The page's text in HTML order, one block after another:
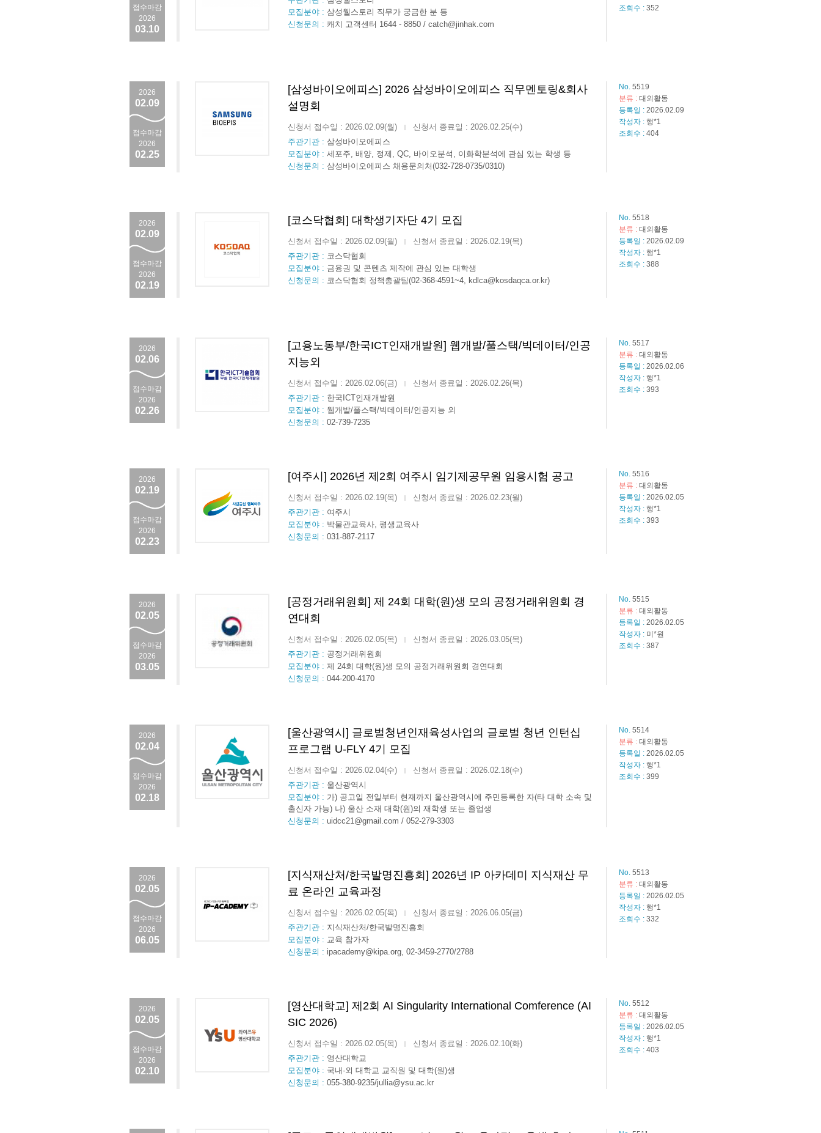
접수마감
2026
03.10
모집분야 : 삼성웰스토리 직무가 궁금한 분 등
신청문의 : 캐치 고객센터 1644 - 8850 / catch@jinhak.com
조회수 : 352
2026
02.09
접수마감
2026
02.25
[삼성바이오에피스] 2026 삼성바이오에피스 직무멘토링&회사
설명회
신청서 접수일 : 2026.02.09(월) |
신청서 종료일 : 2026.02.25(수)
주관기관 : 삼성바이오에피스
모집분야 : 세포주, 배양, 정제, QC, 바이오분석, 이화학분석에 관심 있는 학생 등
신청문의 : 삼성바이오에피스 채용문의처(032-728-0735/0310)
No. 5519
분류 : 대외활동
등록일 : 2026.02.09
작성자 : 행*1
조회수 : 404
2026
02.09
접수마감
2026
02.19
[코스닥협회] 대학생기자단 4기 모집
신청서 접수일 : 2026.02.09(월) |
신청서 종료일 : 2026.02.19(목)
주관기관 : 코스닥협회
모집분야 : 금융권 및 콘텐츠 제작에 관심 있는 대학생
신청문의 : 코스닥협회 정책총괄팀(02-368-4591~4, kdlca@kosdaqca.or.kr)
No. 5518
분류 : 대외활동
등록일 : 2026.02.09
작성자 : 행*1
조회수 : 388
2026
02.06
접수마감
2026
02.26
[고용노동부/한국ICT인재개발원] 웹개발/풀스택/빅데이터/인공
지능외
신청서 접수일 : 2026.02.06(금) |
신청서 종료일 : 2026.02.26(목)
주관기관 : 한국ICT인재개발원
모집분야 : 웹개발/풀스택/빅데이터/인공지능 외
신청문의 : 02-739-7235
No. 5517
분류 : 대외활동
등록일 : 2026.02.06
작성자 : 행*1
조회수 : 393
2026
02.19
접수마감
2026
02.23
[여주시] 2026년 제2회 여주시 임기제공무원 임용시험 공고
신청서 접수일 : 2026.02.19(목) |
신청서 종료일 : 2026.02.23(월)
주관기관 : 여주시
모집분야 : 박물관교육사, 평생교육사
신청문의 : 031-887-2117
No. 5516
분류 : 대외활동
등록일 : 2026.02.05
작성자 : 행*1
조회수 : 393
2026
02.05
접수마감
2026
03.05
[공정거래위원회] 제 24회 대학(원)생 모의 공정거래위원회 경
연대회
신청서 접수일 : 2026.02.05(목) |
신청서 종료일 : 2026.03.05(목)
주관기관 : 공정거래위원회
모집분야 : 제 24회 대학(원)생 모의 공정거래위원회 경연대회
신청문의 : 044-200-4170
No. 5515
분류 : 대외활동
등록일 : 2026.02.05
작성자 : 미*원
조회수 : 387
2026
02.04
접수마감
2026
02.18
[울산광역시] 글로벌청년인재육성사업의 글로벌 청년 인턴십
프로그램 U-FLY 4기 모집
신청서 접수일 : 2026.02.04(수) |
신청서 종료일 : 2026.02.18(수)
주관기관 : 울산광역시
모집분야 : 가) 공고일 전일부터 현재까지 울산광역시에 주민등록한 자(타 대학 소속 및
출신자 가능) 나) 울산 소재 대학(원)의 재학생 또는 졸업생
신청문의 : uidcc21@gmail.com / 052-279-3303
No. 5514
분류 : 대외활동
등록일 : 2026.02.05
작성자 : 행*1
조회수 : 399
2026
02.05
접수마감
2026
06.05
[지식재산처/한국발명진흥회] 2026년 IP 아카데미 지식재산 무
료 온라인 교육과정
신청서 접수일 : 2026.02.05(목) |
신청서 종료일 : 2026.06.05(금)
주관기관 : 지식재산처/한국발명진흥회
모집분야 : 교육 참가자
신청문의 : ipacademy@kipa.org, 02-3459-2770/2788
No. 5513
분류 : 대외활동
등록일 : 2026.02.05
작성자 : 행*1
조회수 : 332
2026
02.05
접수마감
2026
02.10
[영산대학교] 제2회 AI Singularity International Comference (AI
SIC 2026)
신청서 접수일 : 2026.02.05(목) |
신청서 종료일 : 2026.02.10(화)
주관기관 : 영산대학교
모집분야 : 국내·외 대학교 교직원 및 대학(원)생
신청문의 : 055-380-9235/jullia@ysu.ac.kr
No. 5512
분류 : 대외활동
등록일 : 2026.02.05
작성자 : 행*1
조회수 : 403